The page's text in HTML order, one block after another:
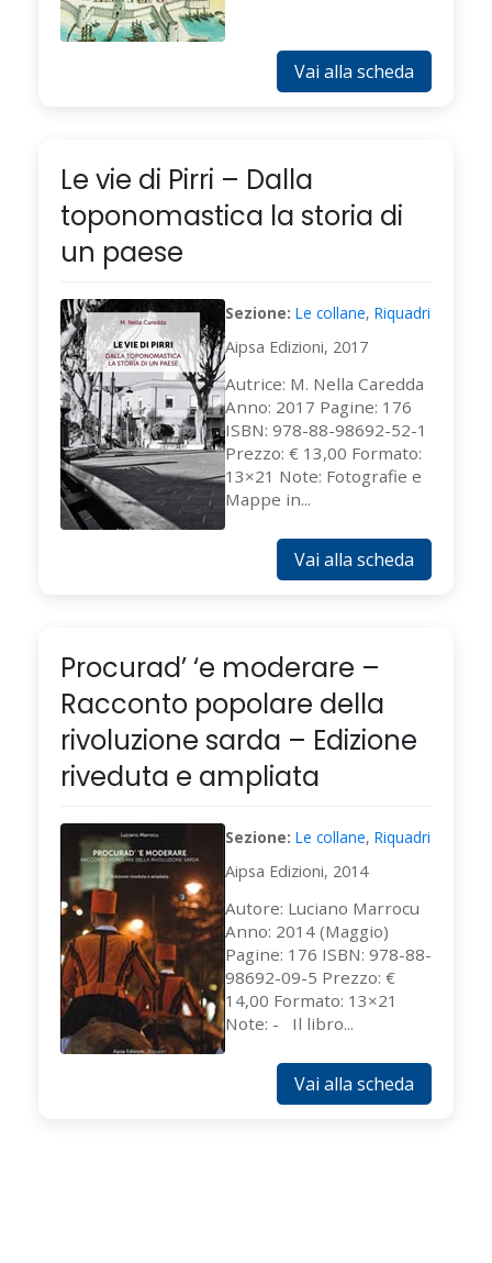
Vai alla scheda
Le vie di Pirri – Dalla
toponomastica la storia di
un paese
Sezione: Le collane, Riquadri
Aipsa Edizioni, 2017
Autrice: M. Nella Caredda
Anno: 2017 Pagine: 176
ISBN: 978-88-98692-52-1
Prezzo: € 13,00 Formato:
13×21 Note: Fotografie e
Mappe in...
Vai alla scheda
Procurad’ ‘e moderare –
Racconto popolare della
rivoluzione sarda – Edizione
riveduta e ampliata
Sezione: Le collane, Riquadri
Aipsa Edizioni, 2014
Autore: Luciano Marrocu
Anno: 2014 (Maggio)
Pagine: 176 ISBN: 978-88-
98692-09-5 Prezzo: €
14,00 Formato: 13×21
Note: - Il libro...
Vai alla scheda